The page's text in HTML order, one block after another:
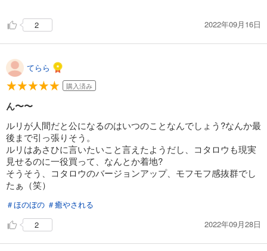
2 2022年09月16日
てらら
購入済み
ん〜〜
ルリが人間だと公になるのはいつのことなんでしょう?なんか最
後まで引っ張りそう。
ルリはあさひに言いたいこと言えたようだし、コタロウも現実
見せるのに一役買って、なんとか着地?
そうそう、コタロウのバージョンアップ、モフモフ感抜群でし
たぁ（笑）
＃ほのぼの ＃癒やされる
2
2022年09月28日